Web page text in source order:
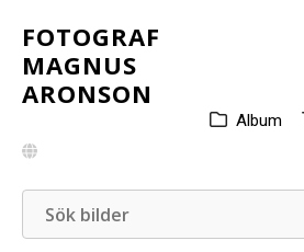
FOTOGRAF
MAGNUS
ARONSON
Album